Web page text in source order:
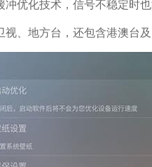
优化技术，信号不稳定时
、地方台，还包含港澳台